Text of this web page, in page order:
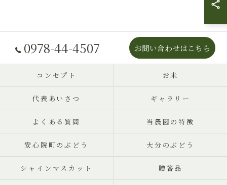
0978-44-4507 お問い合わせはこちら
コンセプト お米
代表あいさつ ギャラリー
よくある質問 当農園の特徴
安心院町のぶどう 大分のぶどう
シャインマスカット 贈答品